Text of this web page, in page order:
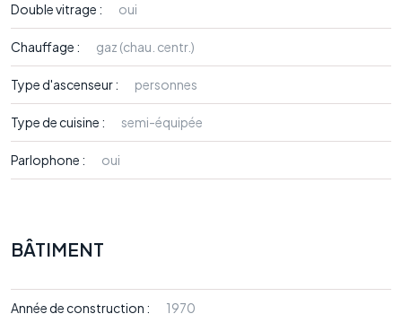
Double vitrage : oui
Chauffage : gaz (chau. centr.)
Type d'ascenseur : personnes
Type de cuisine : semi-équipée
Parlophone : oui
BÂTIMENT
Année de construction : 1970